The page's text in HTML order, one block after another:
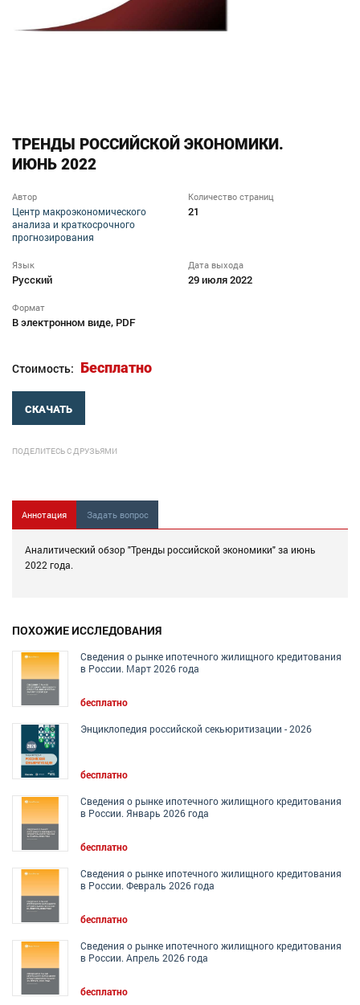
ТРЕНДЫ РОССИЙСКОЙ ЭКОНОМИКИ.
ИЮНЬ 2022
Автор
Центр макроэкономического
анализа и краткосрочного
прогнозирования
Количество страниц
21
Язык
Русский
Дата выхода
29 июля 2022
Формат
В электронном виде, PDF
Стоимость: Бесплатно
СКАЧАТЬ
ПОДЕЛИТЕСЬ С ДРУЗЬЯМИ
Аннотация Задать вопрос
Аналитический обзор "Тренды российской экономики" за июнь
2022 года.
ПОХОЖИЕ ИССЛЕДОВАНИЯ
Сведения о рынке ипотечного жилищного кредитования
в России. Март 2026 года
бесплатно
Энциклопедия российской секьюритизации - 2026
бесплатно
Сведения о рынке ипотечного жилищного кредитования
в России. Январь 2026 года
бесплатно
Сведения о рынке ипотечного жилищного кредитования
в России. Февраль 2026 года
бесплатно
Сведения о рынке ипотечного жилищного кредитования
в России. Апрель 2026 года
бесплатно